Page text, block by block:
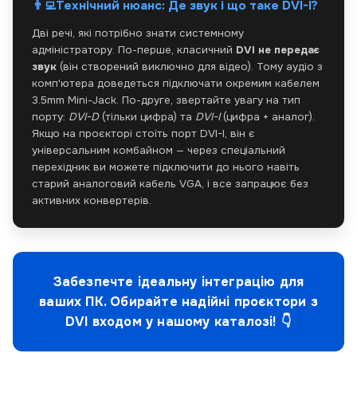
👨‍💻Технічний нюанс: Де звук і що таке DVI-I?
Дві речі, які потрібно знати системному
адміністратору. По-перше, класичний DVI не передає
звук (він створений виключно для відео). Тому аудіо з
комп'ютера доведеться підключати окремим кабелем
3.5mm Mini-Jack. По-друге, звертайте увагу на тип
порту: DVI-D(тільки цифра) та DVI-I(цифра + аналог).
Якщо на проєкторі стоїть порт DVI-I, він є
універсальним комбайном — через спеціальний
перехідник ви можете підключити до нього навіть
старий аналоговий кабель VGA, і все запрацює без
активних конвертерів.
Забезпечте ідеальну інтеграцію для
ваших ПК. Обирайте надійні проєктори з
DVI входом у нашому каталозі! 👇